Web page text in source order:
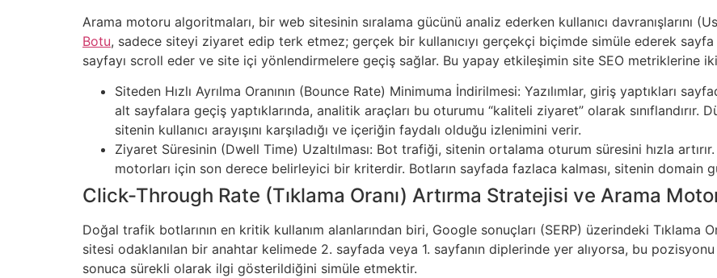
Arama motoru algoritmaları, bir web sitesinin sıralama gücünü analiz ederken kullanıcı davranışlarını
Botu, sadece siteyi ziyaret edip terk etmez; gerçek bir kullanıcıyı gerçekçi biçimde simüle ederek
sayfayı scroll eder ve site içi yönlendirmelere geçiş sağlar. Bu yapay etkileşimin site SEO metriklerine
Siteden Hızlı Ayrılma Oranının (Bounce Rate) Minimuma İndirilmesi: Yazılımlar, giriş yaptıkları
alt sayfalara geçiş yaptıklarında, analitik araçları bu oturumu “kaliteli ziyaret” olarak sınıflandırır.
sitenin kullanıcı arayışını karşıladığı ve içeriğin faydalı olduğu izlenimini verir.
Ziyaret Süresinin (Dwell Time) Uzaltılması: Bot trafiği, sitenin ortalama oturum süresini hızla
motorları için son derece belirleyici bir kriterdir. Botların sayfada fazlaca kalması, sitenin domain
Click-Through Rate (Tıklama Oranı) Artırma Stratejisi ve Arama
Doğal trafik botlarının en kritik kullanım alanlarından biri, Google sonuçları (SERP) üzerindeki Tıklama
sitesi odaklanılan bir anahtar kelimede 2. sayfada veya 1. sayfanın diplerinde yer alıyorsa, bu
sonuca sürekli olarak ilgi gösterildiğini simüle etmektir.